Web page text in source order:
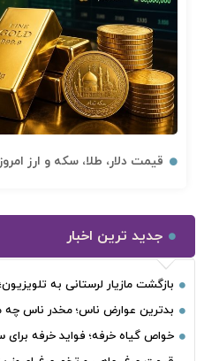
قیمت دلار، طلا، سکه و ارز امروز 15 مرداد 1405 + جدول کامل
جدید ترین اخبار
بازگشت مازیار لرستانی به
بدترین عوارض ناس؛ مخدر ناس چه
خواص گیاه خرفه؛ فواید خرفه برای